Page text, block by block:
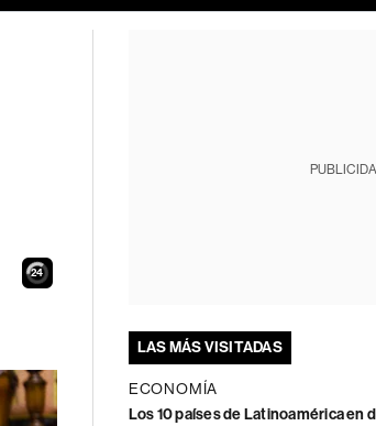
23
LAS MÁS VISITADAS
ECONOMÍA
Los 10 países de Latinoamérica en